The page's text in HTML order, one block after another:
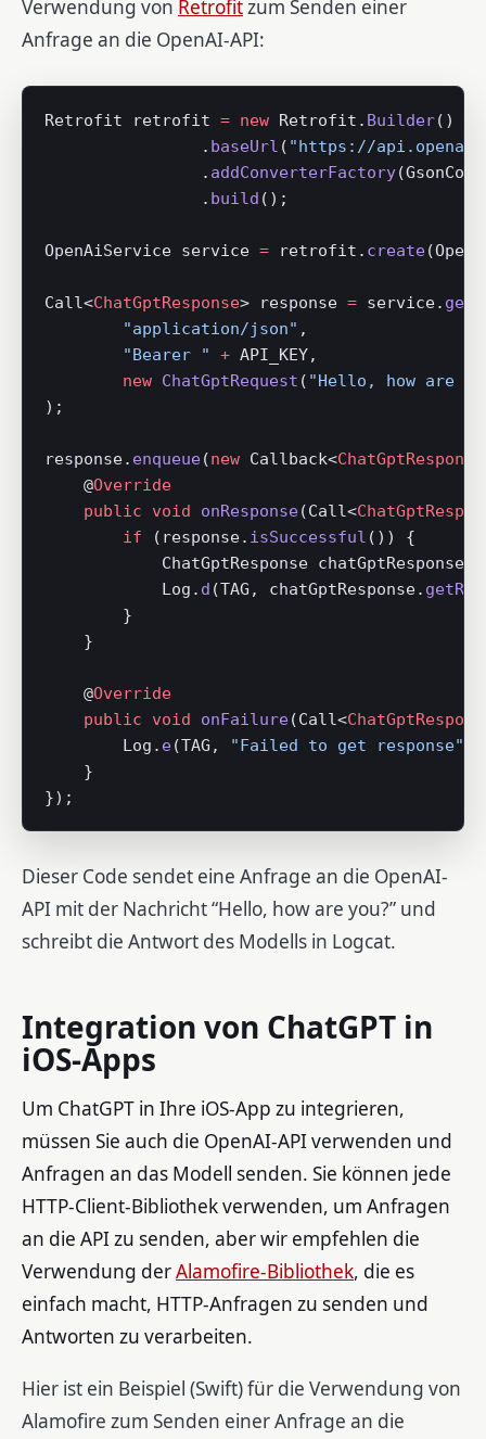
Verwendung von Retrofitzum Senden einer
Anfrage an die OpenAI-API:
Retrofit retrofit = new Retrofit. Builder()
                .
baseUrl ( "https://
                .
addConverterFactory
                .
build ();
OpenAiService service = retrofit. create
Call<ChatGptResponse> response = service.
        "application/json"
,
        "Bearer "
+ API_KEY,
        new
ChatGptRequest ( "Hello, how are
);
response. enqueue(new Callback<ChatGptResponse
    @
Override
    public
void onResponse(Call<
        if
(response. isSuccessful ()) {
            ChatGptResponse chatGptResponse
            Log.
d (TAG, chatGptResponse.
        }
    }
    @
Override
    public
void onFailure(Call<
        Log.
e(TAG, "Failed to get response"
    }
});
Dieser Code sendet eine Anfrage an die OpenAI-
API mit der Nachricht “Hello, how are you?” und
schreibt die Antwort des Modells in Logcat.
Integration von ChatGPT in
iOS-Apps
Um ChatGPT in Ihre iOS-App zu integrieren,
müssen Sie auch die OpenAI-API verwenden und
Anfragen an das Modell senden. Sie können jede
HTTP-Client-Bibliothek verwenden, um Anfragen
an die API zu senden, aber wir empfehlen die
Verwendung derAlamofire-Bibliothek, die es
einfach macht, HTTP-Anfragen zu senden und
Antworten zu verarbeiten.
Hier ist ein Beispiel (Swift) für die Verwendung von
Alamofire zum Senden einer Anfrage an die